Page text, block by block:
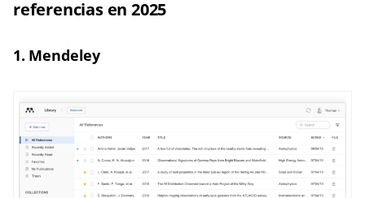
referencias en 2025
1. Mendeley